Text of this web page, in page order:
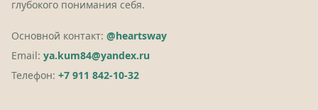
глубокого понимания себя.
Основной контакт: @heartsway
Email: ya.kum84@yandex.ru
Телефон: +7 911 842-10-32